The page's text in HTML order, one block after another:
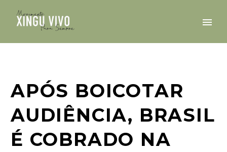
APÓS BOICOTAR
AUDIÊNCIA, BRASIL
É COBRADO NA